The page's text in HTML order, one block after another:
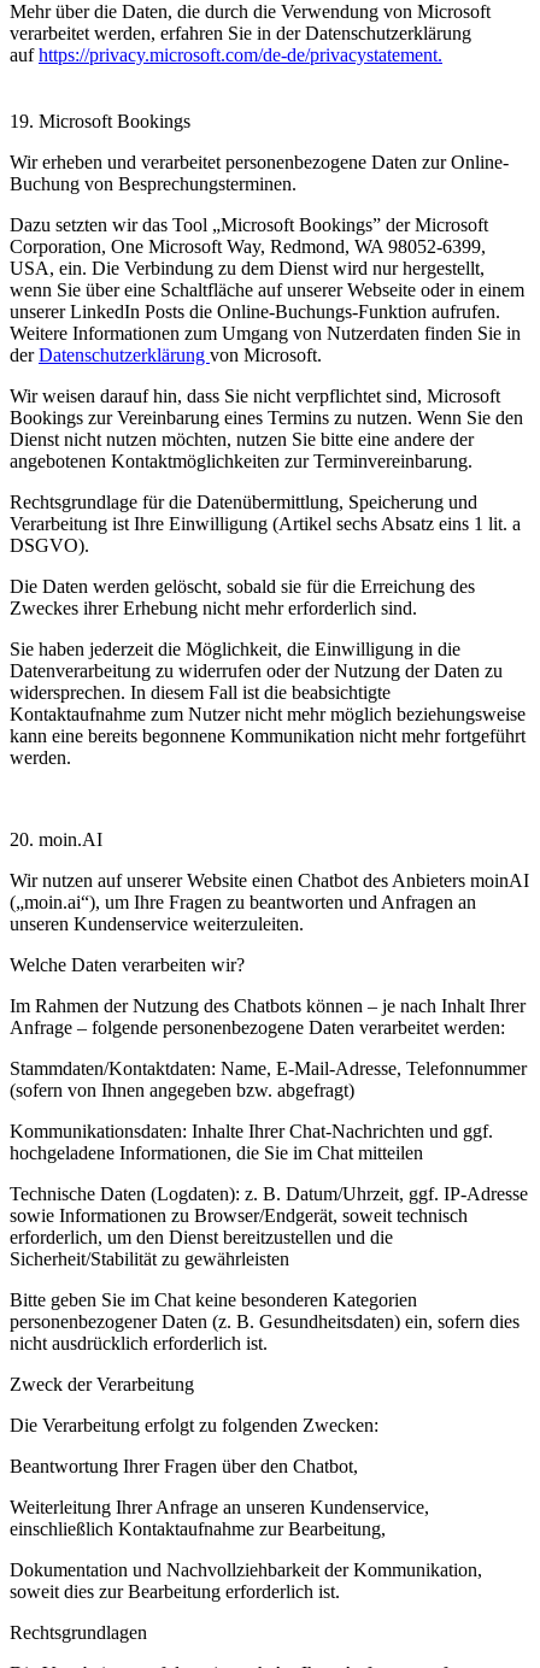
Mehr über die Daten, die durch die Verwendung von Microsoft
verarbeitet werden, erfahren Sie in der Datenschutzerklärung
aufhttps://privacy.microsoft.com/de-de/privacystatement.
19. Microsoft Bookings
Wir erheben und verarbeitet personenbezogene Daten zur Online-
Buchung von Besprechungsterminen.
Dazu setzten wir das Tool „Microsoft Bookings” der Microsoft
Corporation, One Microsoft Way, Redmond, WA 98052-6399,
USA, ein. Die Verbindung zu dem Dienst wird nur hergestellt,
wenn Sie über eine Schaltfläche auf unserer Webseite oder in einem
unserer LinkedIn Posts die Online-Buchungs-Funktion aufrufen.
Weitere Informationen zum Umgang von Nutzerdaten finden Sie in
derDatenschutzerklärung von Microsoft.
Wir weisen darauf hin, dass Sie nicht verpflichtet sind, Microsoft
Bookings zur Vereinbarung eines Termins zu nutzen. Wenn Sie den
Dienst nicht nutzen möchten, nutzen Sie bitte eine andere der
angebotenen Kontaktmöglichkeiten zur Terminvereinbarung.
Rechtsgrundlage für die Datenübermittlung, Speicherung und
Verarbeitung ist Ihre Einwilligung (Artikel sechs Absatz eins 1 lit. a
DSGVO).
Die Daten werden gelöscht, sobald sie für die Erreichung des
Zweckes ihrer Erhebung nicht mehr erforderlich sind.
Sie haben jederzeit die Möglichkeit, die Einwilligung in die
Datenverarbeitung zu widerrufen oder der Nutzung der Daten zu
widersprechen. In diesem Fall ist die beabsichtigte
Kontaktaufnahme zum Nutzer nicht mehr möglich beziehungsweise
kann eine bereits begonnene Kommunikation nicht mehr fortgeführt
werden.
20. moin.AI
Wir nutzen auf unserer Website einen Chatbot des Anbieters moinAI
(„moin.ai“), um Ihre Fragen zu beantworten und Anfragen an
unseren Kundenservice weiterzuleiten.
Welche Daten verarbeiten wir?
Im Rahmen der Nutzung des Chatbots können – je nach Inhalt Ihrer
Anfrage – folgende personenbezogene Daten verarbeitet werden:
Stammdaten/Kontaktdaten: Name, E-Mail-Adresse, Telefonnummer
(sofern von Ihnen angegeben bzw. abgefragt)
Kommunikationsdaten: Inhalte Ihrer Chat-Nachrichten und ggf.
hochgeladene Informationen, die Sie im Chat mitteilen
Technische Daten (Logdaten): z. B. Datum/Uhrzeit, ggf. IP-Adresse
sowie Informationen zu Browser/Endgerät, soweit technisch
erforderlich, um den Dienst bereitzustellen und die
Sicherheit/Stabilität zu gewährleisten
Bitte geben Sie im Chat keine besonderen Kategorien
personenbezogener Daten (z. B. Gesundheitsdaten) ein, sofern dies
nicht ausdrücklich erforderlich ist.
Zweck der Verarbeitung
Die Verarbeitung erfolgt zu folgenden Zwecken:
Beantwortung Ihrer Fragen über den Chatbot,
Weiterleitung Ihrer Anfrage an unseren Kundenservice,
einschließlich Kontaktaufnahme zur Bearbeitung,
Dokumentation und Nachvollziehbarkeit der Kommunikation,
soweit dies zur Bearbeitung erforderlich ist.
Rechtsgrundlagen